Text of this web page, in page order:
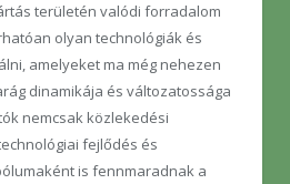
területén valódi forradalom
olyan technológiák és
amelyeket ma még nehezen
dinamikája és változatossága
nemcsak közlekedési
fejlődés és
is fennmaradnak a